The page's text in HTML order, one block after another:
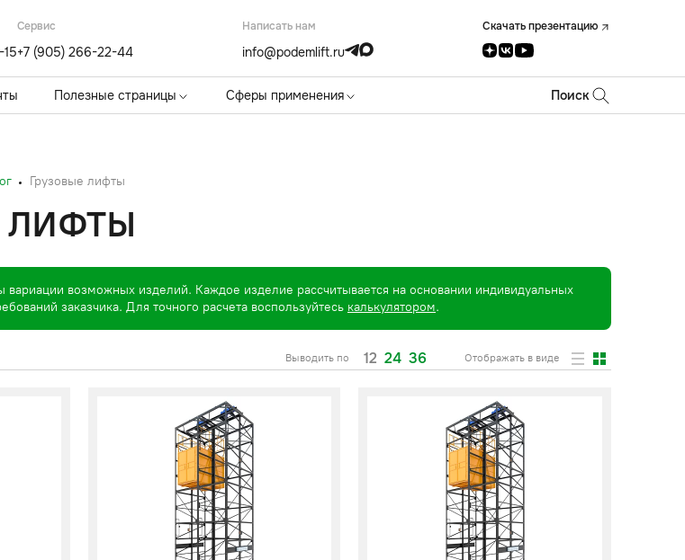
Cервис
+7 (905) 266-22-44
Написать нам
info@podemlift.ru
Скачать презентацию
Полезные страницы Сферы применения Поиск
Грузовые лифты
ЛИФТЫ
вариации возможных изделий. Каждое изделие рассчитывается на основании индивидуальных
заказчика. Для точного расчета воспользуйтесь калькулятором.
Выводить по 12 24 36 Отображать в виде